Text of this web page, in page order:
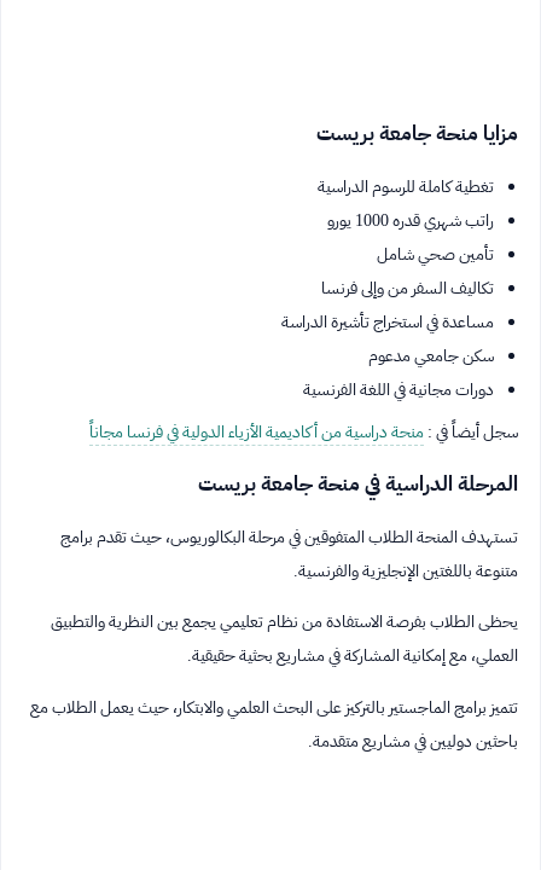
مزايا منحة جامعة بريست
تغطية كاملة للرسوم الدراسية
راتب شهري قدره 1000 يورو
تأمين صحي شامل
تكاليف السفر من وإلى فرنسا
مساعدة في استخراج تأشيرة الدراسة
سكن جامعي مدعوم
دورات مجانية في اللغة الفرنسية
سجل أيضاً في :منحة دراسية من أكاديمية الأزياء الدولية في فرنسا مجاناً
المرحلة الدراسية في منحة جامعة بريست
تستهدف المنحة الطلاب المتفوقين في مرحلة البكالوريوس، حيث تقدم برامج
متنوعة باللغتين الإنجليزية والفرنسية.
يحظى الطلاب بفرصة الاستفادة من نظام تعليمي يجمع بين النظرية والتطبيق
العملي، مع إمكانية المشاركة في مشاريع بحثية حقيقية.
تتميز برامج الماجستير بالتركيز على البحث العلمي والابتكار، حيث يعمل الطلاب مع
باحثين دوليين في مشاريع متقدمة.